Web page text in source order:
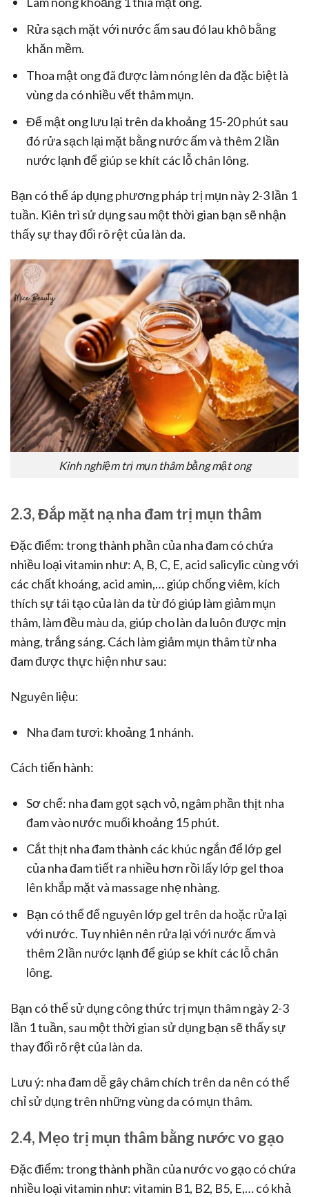
Rửa sạch mặt với nước ấm sau đó lau khô bằng
khăn mềm.
Thoa mật ong đã được làm nóng lên da đặc biệt là
vùng da có nhiều vết thâm mụn.
Để mật ong lưu lại trên da khoảng 15-20 phút sau
đó rửa sạch lại mặt bằng nước ấm và thêm 2 lần
nước lạnh để giúp se khít các lỗ chân lông.
Bạn có thể áp dụng phương pháp trị mụn này 2-3 lần 1
tuần. Kiên trì sử dụng sau một thời gian bạn sẽ nhận
thấy sự thay đổi rõ rệt của làn da.
Kinh nghiệm trị mụn thâm bằng mật ong
2.3, Đắp mặt nạ nha đam trị mụn thâm
Đặc điểm: trong thành phần của nha đam có chứa
nhiều loại vitamin như: A, B, C, E, acid salicylic cùng với
các chất khoáng, acid amin,… giúp chống viêm, kích
thích sự tái tạo của làn da từ đó giúp làm giảm mụn
thâm, làm đều màu da, giúp cho làn da luôn được mịn
màng, trắng sáng. Cách làm giảm mụn thâm từ nha
đam được thực hiện như sau:
Nguyên liệu:
Nha đam tươi: khoảng 1 nhánh.
Cách tiến hành:
Sơ chế: nha đam gọt sạch vỏ, ngâm phần thịt nha
đam vào nước muối khoảng 15 phút.
Cắt thịt nha đam thành các khúc ngắn để lớp gel
của nha đam tiết ra nhiều hơn rồi lấy lớp gel thoa
lên khắp mặt và massage nhẹ nhàng.
Bạn có thể để nguyên lớp gel trên da hoặc rửa lại
với nước. Tuy nhiên nên rửa lại với nước ấm và
thêm 2 lần nước lạnh để giúp se khít các lỗ chân
lông.
Bạn có thể sử dụng công thức trị mụn thâm ngày 2-3
lần 1 tuần, sau một thời gian sử dụng bạn sẽ thấy sự
thay đổi rõ rệt của làn da.
Lưu ý: nha đam dễ gây châm chích trên da nên có thể
chỉ sử dụng trên những vùng da có mụn thâm.
2.4, Mẹo trị mụn thâm bằng nước vo gạo
Đặc điểm: trong thành phần của nước vo gạo có chứa
nhiều loại vitamin như: vitamin B1, B2, B5, E,… có khả